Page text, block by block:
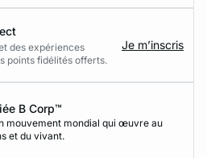
des expériences
points fidélités offerts.
Je m’inscris
B Corp™
mouvement mondial qui œuvre au
et du vivant.